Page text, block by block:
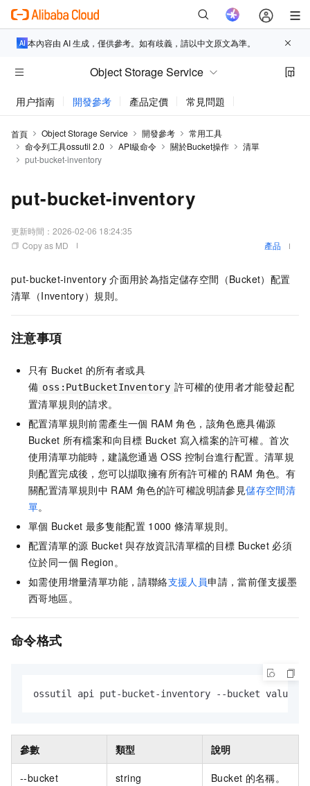
本內容由 AI 生成，僅供參考。如有歧義，請以中文原文為準。
Object Storage Service
用户指南 開發參考 產品定價 常見問題
首頁 Object Storage Service 開發參考
常用工具
命令列工具ossutil 2.0
API級命令 關於Bucket操作
清單
put-bucket-inventory
put-bucket-inventory
更新時間： 2026-02-06 18:24:35
Copy as MD
產品
put-bucket-inventory 介面用於為指定儲存空間（Bucket）配置
清單（Inventory）規則。
注意事項
只有 Bucket 的所有者或具
備 oss:PutBucketInventory 許可權的使用者才能發起配
置清單規則的請求。
配置清單規則前需產生一個 RAM 角色，該角色應具備源
Bucket 所有檔案和向目標 Bucket 寫入檔案的許可權。首次
使用清單功能時，建議您通過 OSS 控制台進行配置。清單規
則配置完成後，您可以擷取擁有所有許可權的 RAM 角色。有
關配置清單規則中 RAM 角色的許可權說明請參見儲存空間清
單。
單個 Bucket 最多隻能配置 1000 條清單規則。
配置清單的源 Bucket 與存放資訊清單檔的目標 Bucket 必須
位於同一個 Region。
如需使用增量清單功能，請聯絡支援人員申請，當前僅支援墨
西哥地區。
命令格式
ossutil api put-bucket-inventory --bucket value
參數 類型 說明
--bucket string Bucket 的名稱。